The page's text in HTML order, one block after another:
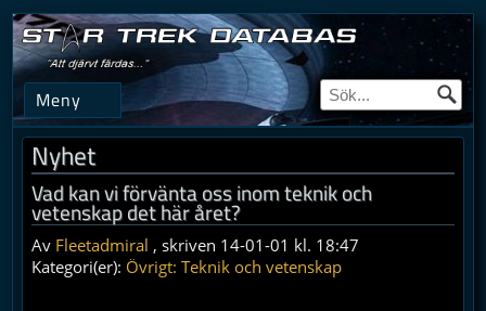
Nyhet
Vad kan vi förvänta oss inom teknik och
vetenskap det här året?
Av Fleetadmiral , skriven 14-01-01 kl. 18:47
Kategori(er): Övrigt: Teknik och vetenskap
Meny